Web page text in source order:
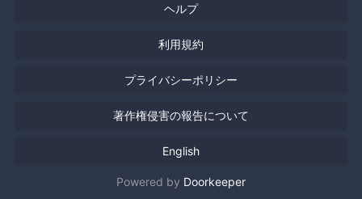
ヘルプ
利用規約
プライバシーポリシー
著作権侵害の報告について
English
Powered by Doorkeeper